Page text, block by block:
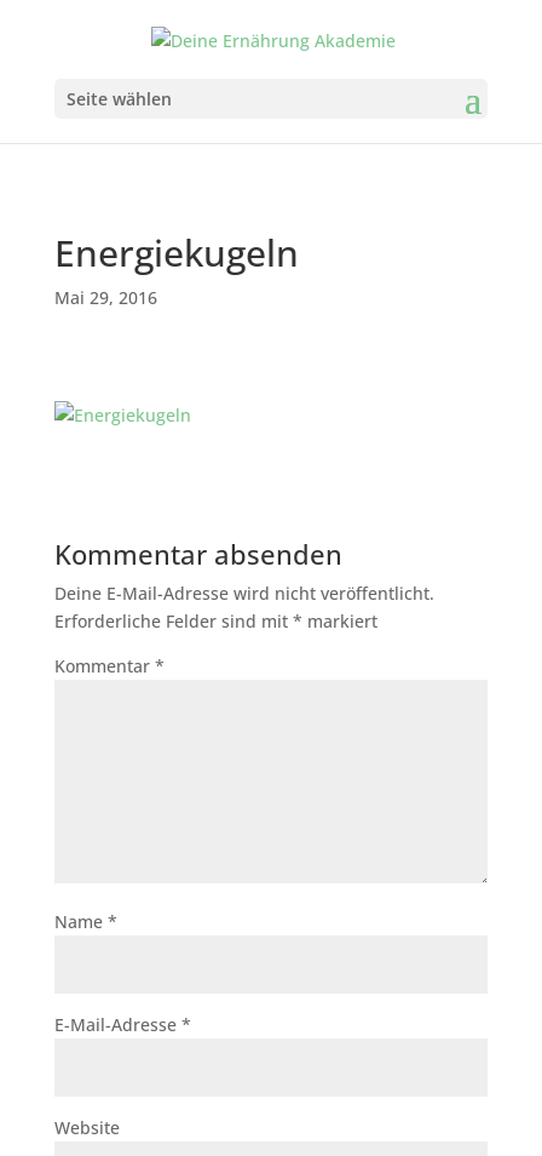
Seite wählen
Energiekugeln
Mai 29, 2016
Kommentar absenden
Deine E-Mail-Adresse wird nicht veröffentlicht.
Erforderliche Felder sind mit * markiert
Kommentar *
Name *
E-Mail-Adresse *
Website